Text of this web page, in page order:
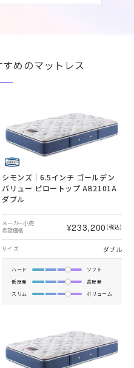
めのマットレス
シモンズ｜6.5インチ ゴールデン
バリュー ピロートップ AB2101A
ダブル
メーカー小売
希望価格
¥233,200 (税込)
サイズ ダブル
ハード
ソフト
低反発
高反発
スリム
ボリューム